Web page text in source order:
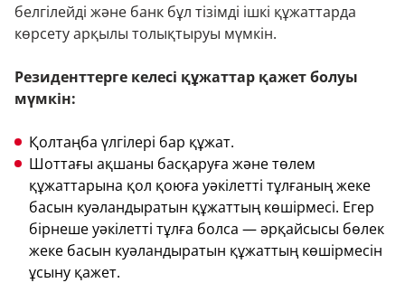
белгілейді және банк бұл тізімді ішкі құжаттарда
көрсету арқылы толықтыруы мүмкін.
Резиденттерге келесі құжаттар қажет болуы
мүмкін:
Қолтаңба үлгілері бар құжат.
Шоттағы ақшаны басқаруға және төлем
құжаттарына қол қоюға уәкілетті тұлғаның жеке
басын куәландыратын құжаттың көшірмесі. Егер
бірнеше уәкілетті тұлға болса — әрқайсысы бөлек
жеке басын куәландыратын құжаттың көшірмесін
ұсыну қажет.